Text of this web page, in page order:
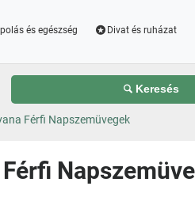
és egészség Divat és ruházat
Keresés
Férfi Napszemüvegek